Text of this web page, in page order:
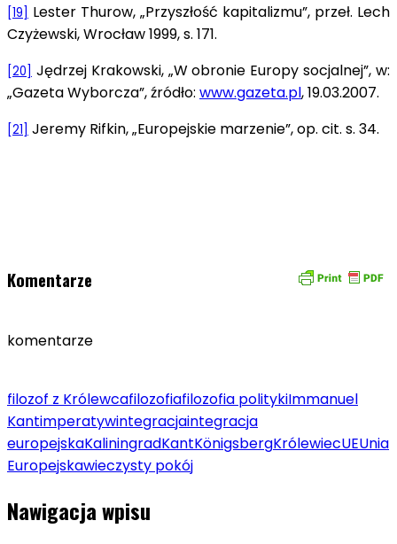
[19] Lester Thurow, „Przyszłość kapitalizmu”, przeł. Lech
Czyżewski, Wrocław 1999, s. 171.
[20] Jędrzej Krakowski, „W obronie Europy socjalnej”, w:
„Gazeta Wyborcza”, źródło: www.gazeta.pl, 19.03.2007.
[21] Jeremy Rifkin, „Europejskie marzenie”, op. cit. s. 34.
Komentarze
komentarze
filozof z Królewcafilozofiafilozofia politykiImmanuel
Kantimperatywintegracjaintegracja
europejskaKaliningradKantKönigsbergKrólewiecUEUnia
Europejskawieczysty pokój
Nawigacja wpisu